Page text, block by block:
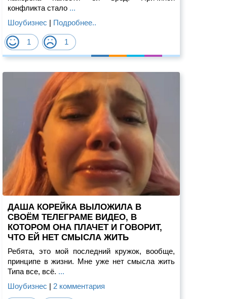
конфликта стало ...
Шоубизнес | Подробнее..
1 1
ДАША КОРЕЙКА ВЫЛОЖИЛА В
СВОЁМ ТЕЛЕГРАМЕ ВИДЕО, В
КОТОРОМ ОНА ПЛАЧЕТ И ГОВОРИТ,
ЧТО ЕЙ НЕТ СМЫСЛА ЖИТЬ
Ребята, это мой последний кружок, вообще,
принципе в жизни. Мне уже нет смысла жить
Типа все, всё. ...
Шоубизнес | 2 комментария